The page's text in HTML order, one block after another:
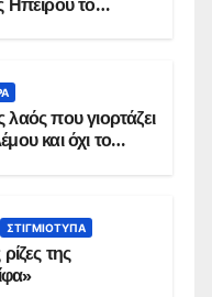
Ηπείρου το
που γιορτάζει
και όχι το
ΣΤΙΓΜΙΌΤΥΠΑ
της